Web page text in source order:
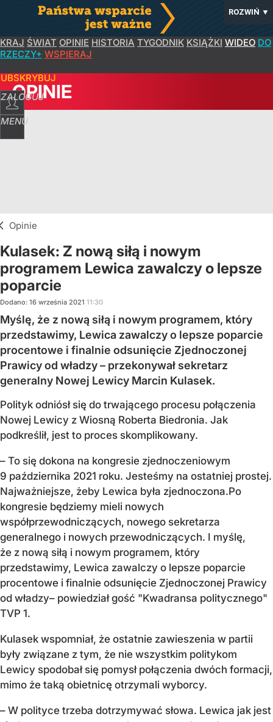
ROZWIŃ ▼
KRAJ ŚWIAT OPINIE HISTORIA TYGODNIK KSIĄŻKI WIDEO DO
RZECZY+ WSPIERAJ
ZALOGUJ
MENU
OPINIE
Opinie
Kulasek: Z nową siłą i nowym
programem Lewica zawalczy o lepsze
poparcie
Dodano: 16 września 2021 11:30
Myślę, że z nową siłą i nowym programem, który
przedstawimy, Lewica zawalczy o lepsze poparcie
procentowe i finalnie odsunięcie Zjednoczonej
Prawicy od władzy – przekonywał sekretarz
generalny Nowej Lewicy Marcin Kulasek.
Polityk odniósł się do trwającego procesu połączenia
Nowej Lewicy z Wiosną Roberta Biedronia. Jak
podkreślił, jest to proces skomplikowany.
– To się dokona na kongresie zjednoczeniowym
9 października 2021 roku. Jesteśmy na ostatniej prostej.
Najważniejsze, żeby Lewica była zjednoczona.Po
kongresie będziemy mieli nowych
współprzewodniczących, nowego sekretarza
generalnego i nowych przewodniczących. I myślę,
że z nową siłą i nowym programem, który
przedstawimy, Lewica zawalczy o lepsze poparcie
procentowe i finalnie odsunięcie Zjednoczonej Prawicy
od władzy– powiedział gość "Kwadransa politycznego"
TVP 1.
Kulasek wspomniał, że ostatnie zawieszenia w partii
były związane z tym, że nie wszystkim politykom
Lewicy spodobał się pomysł połączenia dwóch formacji,
mimo że taką obietnicę otrzymali wyborcy.
– W polityce trzeba dotrzymywać słowa. Lewica jak jest